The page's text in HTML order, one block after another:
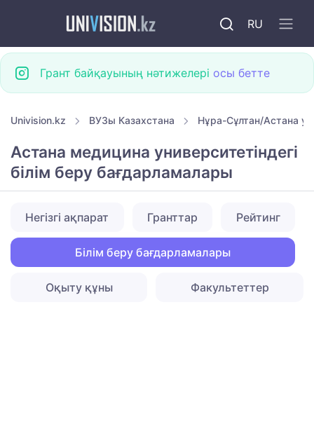
RU
Грант байқауының нәтижелері осы бетте
Univision.kz ВУЗы Казахстана Нұра-Сұлтан/Астана
Астана медицина университетіндегі
білім беру бағдарламалары
Негізгі ақпарат Гранттар Рейтинг
Білім беру бағдарламалары
Оқыту құны Факультеттер